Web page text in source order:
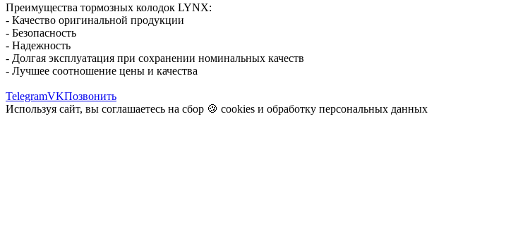
Преимущества тормозных колодок LYNX:
- Качество оригинальной продукции
- Безопасность
- Надежность
- Долгая эксплуатация при сохранении номинальных качеств
- Лучшее соотношение цены и качества
TelegramVKПозвонить
Используя сайт, вы соглашаетесь на сбор 🍪 cookies и обработку персональных данных